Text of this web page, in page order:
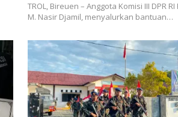
TROL, ‎Bireuen – Anggota Komisi III DPR RI
M. Nasir Djamil, menyalurkan bantuan…